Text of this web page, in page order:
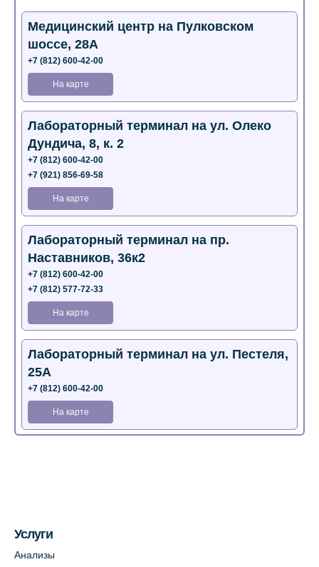
Медицинский центр на Пулковском
шоссе, 28А
+7 (812) 600-42-00
На карте
Лабораторный терминал на ул. Олеко
Дундича, 8, к. 2
+7 (812) 600-42-00
+7 (921) 856-69-58
На карте
Лабораторный терминал на пр.
Наставников, 36к2
+7 (812) 600-42-00
+7 (812) 577-72-33
На карте
Лабораторный терминал на ул. Пестеля,
25А
+7 (812) 600-42-00
На карте
Медицинский центр на ул. Моисеенко, 5
Услуги
Анализы